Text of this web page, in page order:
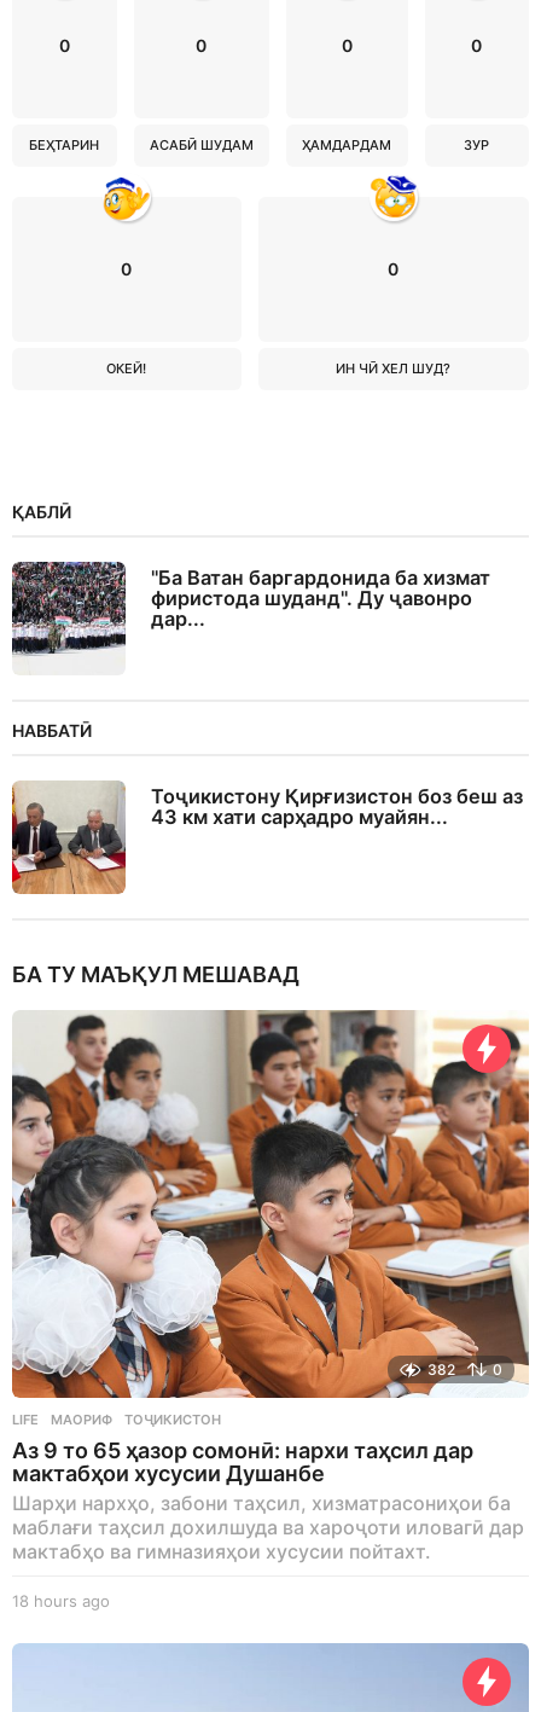
0
БЕҲТАРИН
0
АСАБӢ ШУДАМ
0
ҲАМДАРДАМ
0
ЗУР
0
ОКЕЙ!
0
ИН ЧӢ ХЕЛ ШУД?
ҚАБЛӢ
"Ба Ватан баргардонида ба хизмат
фиристода шуданд". Ду ҷавонро
дар...
НАВБАТӢ
Тоҷикистону Қирғизистон боз беш аз
43 км хати сарҳадро муайян...
БА ТУ МАЪҚУЛ МЕШАВАД
382 0
LIFE МАОРИФ ,ТОҶИКИСТОН
Аз 9 то 65 ҳазор сомонӣ: нархи таҳсил дар
мактабҳои хусусии Душанбе
Шарҳи нархҳо, забони таҳсил, хизматрасониҳои ба
маблағи таҳсил дохилшуда ва хароҷоти иловагӣ дар
мактабҳо ва гимназияҳои хусусии пойтахт.
18 hours ago
h